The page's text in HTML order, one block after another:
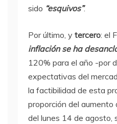
sido “esquivos”.
Por último, y tercero: el
inflación se ha
120% para el año -por
expectativas del
la factibilidad de esta
proporción del aumento
del lunes 14 de agosto,